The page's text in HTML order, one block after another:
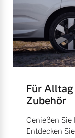
Für
Zubehör
Genießen Sie
Entdecken